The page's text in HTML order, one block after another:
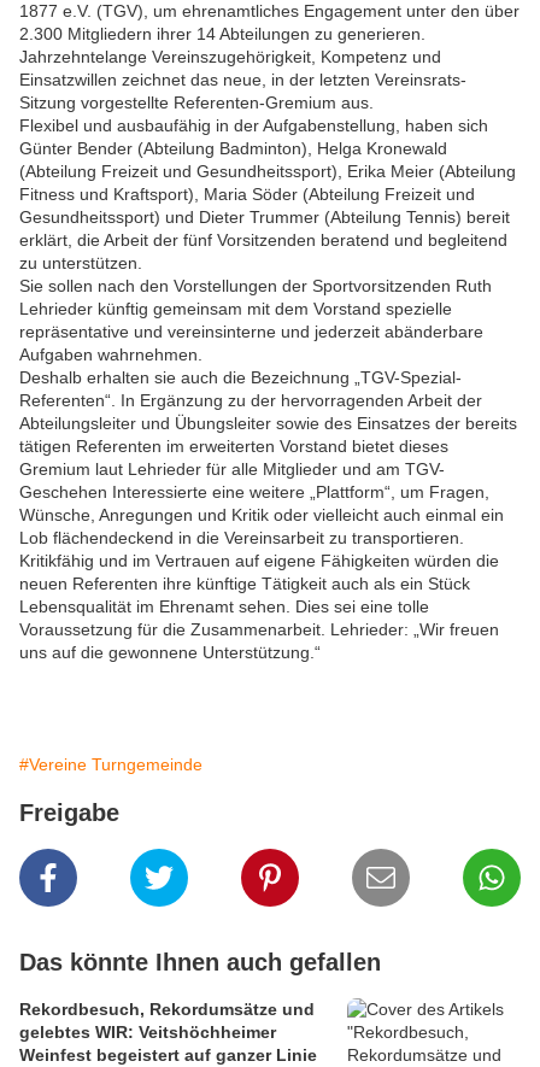
1877 e.V. (TGV), um ehrenamtliches Engagement unter den über
2.300 Mitgliedern ihrer 14 Abteilungen zu generieren.
Jahrzehntelange Vereinszugehörigkeit, Kompetenz und
Einsatzwillen zeichnet das neue, in der letzten Vereinsrats-
Sitzung vorgestellte Referenten-Gremium aus.
Flexibel und ausbaufähig in der Aufgabenstellung, haben sich
Günter Bender (Abteilung Badminton), Helga Kronewald
(Abteilung Freizeit und Gesundheitssport), Erika Meier (Abteilung
Fitness und Kraftsport), Maria Söder (Abteilung Freizeit und
Gesundheitssport) und Dieter Trummer (Abteilung Tennis) bereit
erklärt, die Arbeit der fünf Vorsitzenden beratend und begleitend
zu unterstützen.
Sie sollen nach den Vorstellungen der Sportvorsitzenden Ruth
Lehrieder künftig gemeinsam mit dem Vorstand spezielle
repräsentative und vereinsinterne und jederzeit abänderbare
Aufgaben wahrnehmen.
Deshalb erhalten sie auch die Bezeichnung „TGV-Spezial-
Referenten“. In Ergänzung zu der hervorragenden Arbeit der
Abteilungsleiter und Übungsleiter sowie des Einsatzes der bereits
tätigen Referenten im erweiterten Vorstand bietet dieses
Gremium laut Lehrieder für alle Mitglieder und am TGV-
Geschehen Interessierte eine weitere „Plattform“, um Fragen,
Wünsche, Anregungen und Kritik oder vielleicht auch einmal ein
Lob flächendeckend in die Vereinsarbeit zu transportieren.
Kritikfähig und im Vertrauen auf eigene Fähigkeiten würden die
neuen Referenten ihre künftige Tätigkeit auch als ein Stück
Lebensqualität im Ehrenamt sehen. Dies sei eine tolle
Voraussetzung für die Zusammenarbeit. Lehrieder: „Wir freuen
uns auf die gewonnene Unterstützung.“
#Vereine Turngemeinde
Freigabe
Das könnte Ihnen auch gefallen
Rekordbesuch, Rekordumsätze und
gelebtes WIR: Veitshöchheimer
Weinfest begeistert auf ganzer Linie